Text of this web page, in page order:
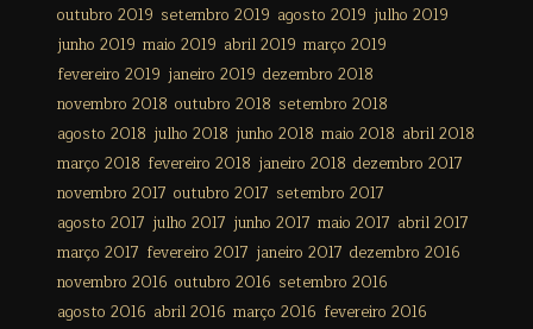
outubro 2019 setembro 2019 agosto 2019 julho 2019
junho 2019 maio 2019 abril 2019 março 2019
fevereiro 2019 janeiro 2019 dezembro 2018
novembro 2018 outubro 2018 setembro 2018
agosto 2018 julho 2018 junho 2018 maio 2018 abril 2018
março 2018 fevereiro 2018 janeiro 2018 dezembro 2017
novembro 2017 outubro 2017 setembro 2017
agosto 2017 julho 2017 junho 2017 maio 2017 abril 2017
março 2017 fevereiro 2017 janeiro 2017 dezembro 2016
novembro 2016 outubro 2016 setembro 2016
agosto 2016 abril 2016 março 2016 fevereiro 2016